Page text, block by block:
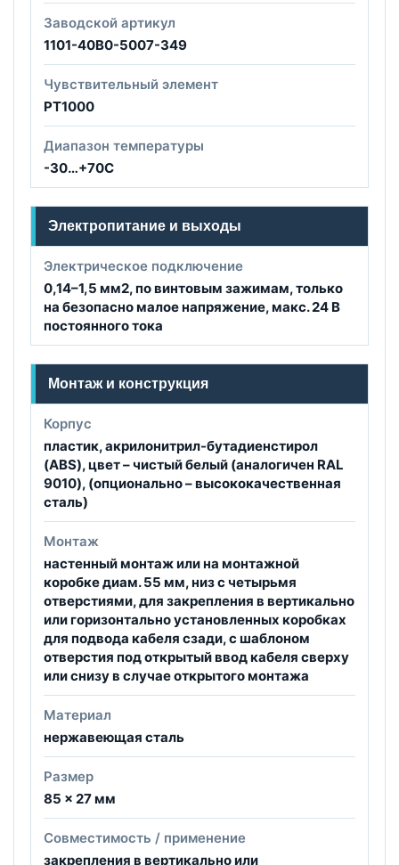
Заводской артикул
1101-40B0-5007-349
Чувствительный элемент
PT1000
Диапазон температуры
-30…+70C
Электропитание и выходы
Электрическое подключение
0,14–1,5 мм2, по винтовым зажимам, только
на безопасно малое напряжение, макс. 24 B
постоянного тока
Монтаж и конструкция
Корпус
пластик, акрилонитрил-бутадиенстирол
(ABS), цвет – чистый белый (аналогичен RAL
9010), (опционально – высококачественная
сталь)
Монтаж
настенный монтаж или на монтажной
коробке диам. 55 мм, низ с четырьмя
отверстиями, для закрепления в вертикально
или горизонтально установленных коробках
для подвода кабеля сзади, с шаблоном
отверстия под открытый ввод кабеля сверху
или снизу в случае открытого монтажа
Материал
нержавеющая сталь
Размер
85 × 27 мм
Совместимость / применение
закрепления в вертикально или